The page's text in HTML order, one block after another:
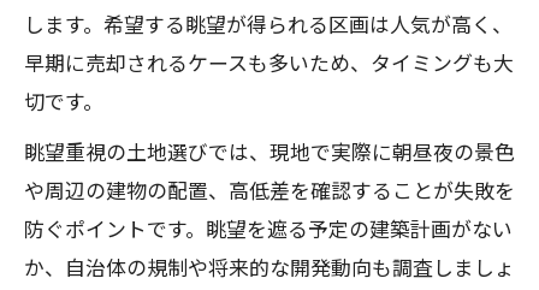
淡路島中古物件のメリットとデメリット
を解説
淡路島中古格安物件の落とし穴と注意点
淡路島中古ログハウスを選ぶ際に見極め
たい点
します。希望する眺望が得られる区画は人気が高く、
早期に売却されるケースも多いため、タイミングも大
切です。
眺望重視の土地選びでは、現地で実際に朝昼夜の景色
や周辺の建物の配置、高低差を確認することが失敗を
防ぐポイントです。眺望を遮る予定の建築計画がない
か、自治体の規制や将来的な開発動向も調査しましょ